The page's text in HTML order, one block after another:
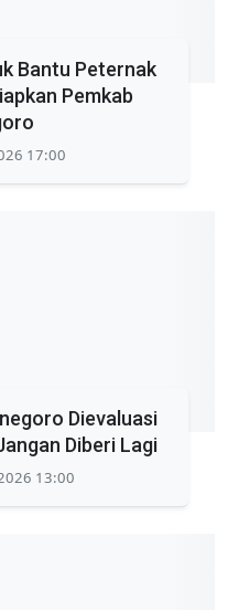
Bantu Peternak
Pemkab
17:00
Dievaluasi
Diberi Lagi
13:00